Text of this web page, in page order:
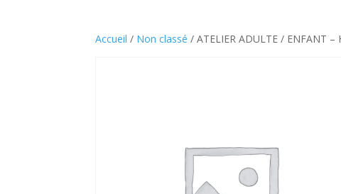
Accueil / Non classé / ATELIER ADULTE / ENFANT –